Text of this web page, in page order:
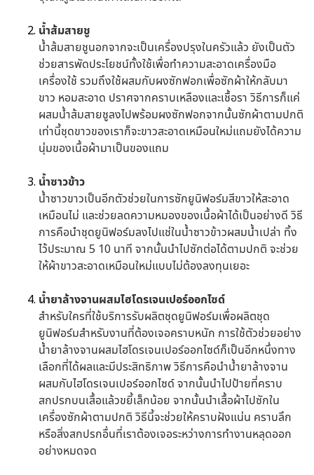
น้ำส้มสายชู
น้ำส้มสายชูนอกจากจะเป็นเครื่องปรุงในครัวแล้ว ยังเป็นตัว
ช่วยสารพัดประโยชน์ทั้งใช้เพื่อทำความสะอาดเครื่องมือ
เครื่องใช้ รวมถึงใช้ผสมกับผงซักฟอกเพื่อซักผ้าให้กลับมา
ขาว หอมสะอาด ปราศจากคราบเหลืองและเชื้อรา วิธีการก็แค่
ผสมน้ำส้มสายชูลงไปพร้อมผงซักฟอกจากนั้นซักผ้าตามปกติ
เท่านี้ชุดขาวของเราก็จะขาวสะอาดเหมือนใหม่แถมยังได้ความ
นุ่มของเนื้อผ้ามาเป็นของแถม
น้ำซาวข้าว
น้ำซาวขาวเป็นอีกตัวช่วยในการซักยูนิฟอร์มสีขาวให้สะอาด
เหมือนไม่ และช่วยลดความหมองของเนื้อผ้าได้เป็นอย่างดี วิธี
การคือนำชุดยูนิฟอร์มลงไปแช่ในน้ำซาวข้าวผสมน้ำเปล่า ทิ้ง
ไว้ประมาณ 5 10 นาที จากนั้นนำไปซักต่อได้ตามปกติ จะช่วย
ให้ผ้าขาวสะอาดเหมือนใหม่แบบไม่ต้องลงทุนเยอะ
น้ำยาล้างจานผสมไฮโดรเจนเปอร์ออกไซด์
สำหรับใครที่ใช้บริการรับผลิตชุดยูนิฟอร์มเพื่อผลิตชุด
ยูนิฟอร์มสำหรับงานที่ต้องเจอคราบหนัก การใช้ตัวช่วยอย่าง
น้ำยาล้างจานผสมไฮโดรเจนเปอร์ออกไซด์ก็เป็นอีกหนึ่งทาง
เลือกที่ได้ผลและมีประสิทธิภาพ วิธีการคือนำน้ำยาล้างจาน
ผสมกับไฮโดรเจนเปอร์ออกไซด์ จากนั้นนำไปป้ายที่คราบ
สกปรกบนเสื้อแล้วขยี้เล็กน้อย จากนั้นนำเสื้อผ้าไปซักใน
เครื่องซักผ้าตามปกติ วิธีนี้จะช่วยให้คราบฝังแน่น คราบลึก
หรือสิ่งสกปรกอื่นที่เราต้องเจอระหว่างการทำงานหลุดออก
อย่างหมดจด